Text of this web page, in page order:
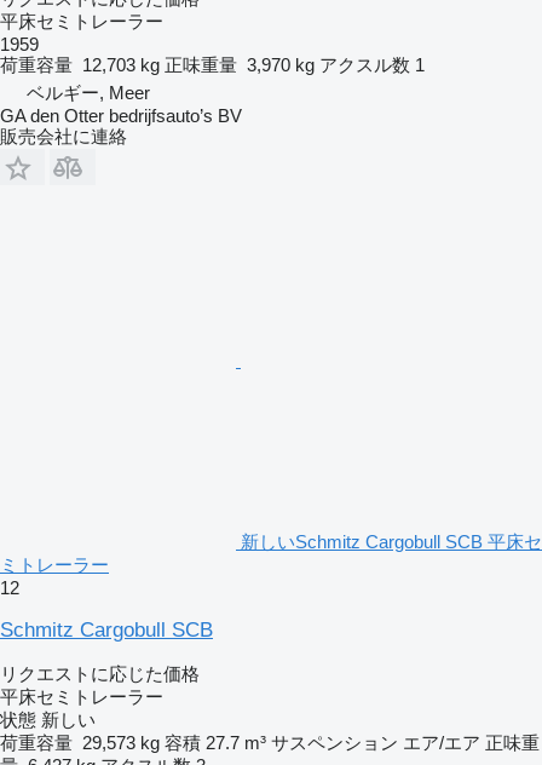
平床セミトレーラー
1959
荷重容量 12,703 kg 正味重量 3,970 kg アクスル数 1
ベルギー, Meer
GA den Otter bedrijfsauto’s BV
販売会社に連絡
新しいSchmitz Cargobull SCB 平床セ
ミトレーラー
12
Schmitz Cargobull SCB
リクエストに応じた価格
平床セミトレーラー
状態 新しい
荷重容量 29,573 kg 容積 27.7 m³ サスペンション エア/エア 正味重